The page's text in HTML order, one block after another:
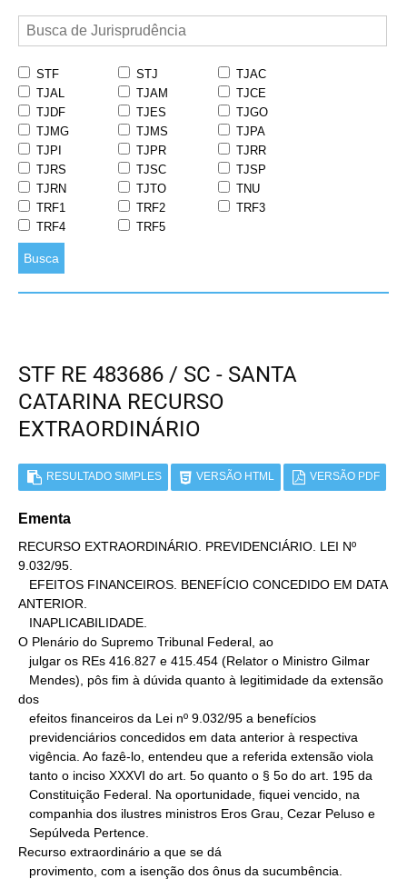
STF STJ
TJAC
TJAL
TJAM
TJCE
TJDF
TJES
TJGO
TJMG
TJMS
TJPA
TJPI
TJPR
TJRR
TJRS
TJSC
TJSP
TJRN
TJTO
TNU
TRF1
TRF2
TRF3
TRF4
TRF5
Busca
STF RE 483686 / SC - SANTA
CATARINA RECURSO
EXTRAORDINÁRIO
RESULTADO SIMPLES VERSÃO HTML VERSÃO PDF
Ementa
RECURSO EXTRAORDINÁRIO. PREVIDENCIÁRIO. LEI Nº
9.032/95.
ANTERIOR.
O Plenário do Supremo Tribunal Federal, ao
dos
Recurso extraordinário a que se dá
   provimento, com a isenção dos ônus da sucumbência.